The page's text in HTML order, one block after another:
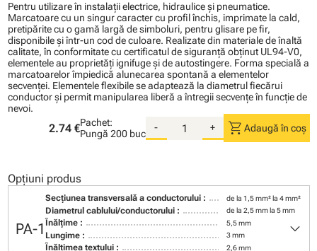
Pentru utilizare în instalaţii electrice, hidraulice şi pneumatice.
Marcatoare cu un singur caracter cu profil închis, imprimate la cald,
pretipărite cu o gamă largă de simboluri, pentru glisare pe fir,
disponibile şi într-un cod de culoare. Realizate din materiale de înaltă
calitate, în conformitate cu certificatul de siguranţă obţinut UL94-V0,
elementele au proprietăţi ignifuge şi de autostingere. Forma specială a
marcatoarelor împiedică alunecarea spontană a elementelor
secvenţei. Elementele flexibile se adaptează la diametrul fiecărui
conductor şi permit manipularea liberă a întregii secvenţe în funcţie de
nevoi.
2.74 €Pachet:
Pungă 200 buc
- + shopping_cart Adaugă în coș
Opțiuni produs
PA-1
Secţiunea transversală a conductorului : de la 1,5 mm² la 4 mm²
Diametrul cablului/conductorului : de la 2,5 mm la 5 mm
Înălţime : 5,5 mm
Lungime : 3 mm
Înălţimea textului : 2,6 mm
keyboard_arrow_down